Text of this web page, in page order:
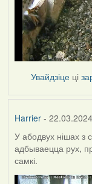
Увайдзіце ці
Harrier-
У абодвух нішах з
адбываецца рух,
самкі.